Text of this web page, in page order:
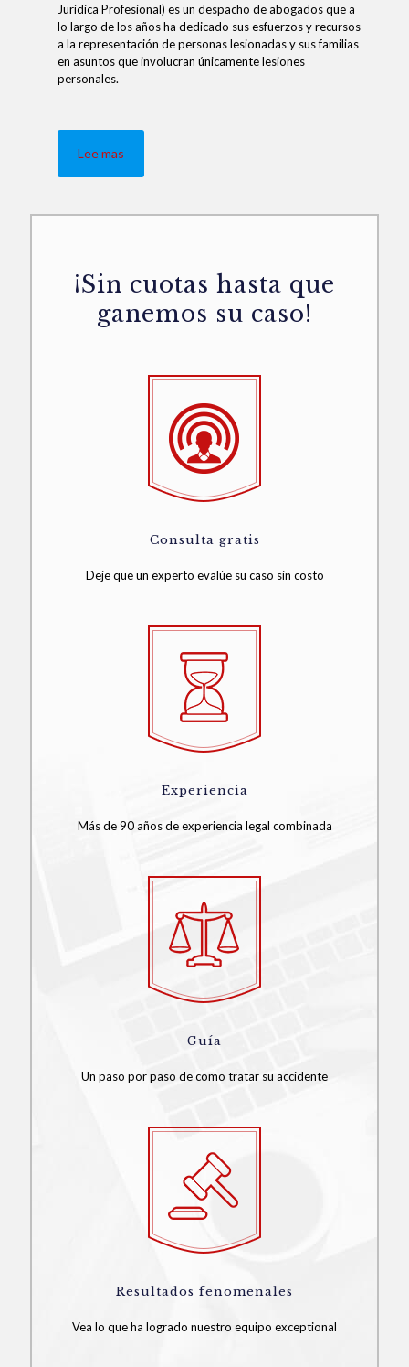
Jurídica Profesional) es un despacho de abogados que a
lo largo de los años ha dedicado sus esfuerzos y recursos
a la representación de personas lesionadas y sus familias
en asuntos que involucran únicamente lesiones
personales.
Lee mas
¡Sin cuotas hasta que
ganemos su caso!
Consulta gratis
Deje que un experto evalúe su caso sin costo
Experiencia
Más de 90 años de experiencia legal combinada
Guía
Un paso por paso de como tratar su accidente
Resultados fenomenales
Vea lo que ha logrado nuestro equipo exceptional